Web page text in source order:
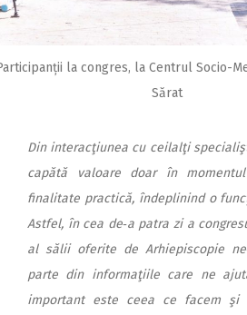
la congres, la Centrul Socio-
Sărat
Din interacţiunea cu ceilalţi
capătă valoare doar în
finalitate practică, îndeplinind o
Astfel, în cea de‑a patra zi a
al sălii oferite de Arhiepiscopie
parte din informaţiile care ne
important este ceea ce facem